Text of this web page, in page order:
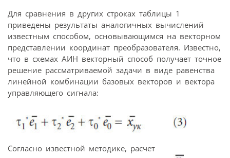
Для сравнения в других строках таблицы 1
приведены результаты аналогичных вычислений
известным способом, основывающимся на векторном
представлении координат преобразователя. Известно,
что в схемах АИН векторный способ получает точное
решение рассматриваемой задачи в виде равенства
линейной комбинации базовых векторов и вектора
управляющего сигнала:
Согласно известной методике, расчет